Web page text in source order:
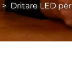
> Dritare LED